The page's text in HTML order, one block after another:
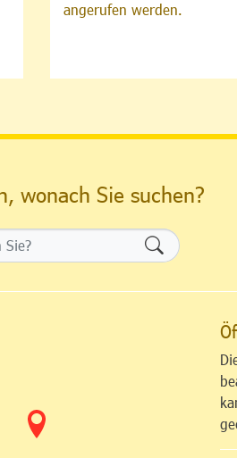
angerufen werden.
wonach Sie suchen?